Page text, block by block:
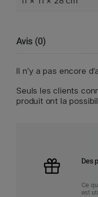
Avis (0)
Il n’y a pas encore
Seuls les clients
produit ont la
Des
Ce
est